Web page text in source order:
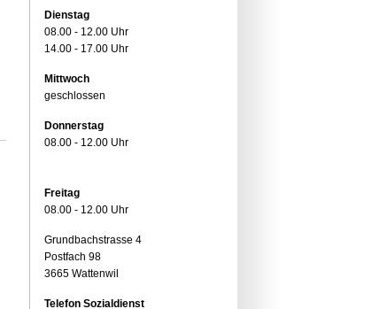
Dienstag
08.00 - 12.00 Uhr
14.00 - 17.00 Uhr
Mittwoch
geschlossen
Donnerstag
08.00 - 12.00 Uhr
Freitag
08.00 - 12.00 Uhr
Grundbachstrasse 4
Postfach 98
3665 Wattenwil
Telefon Sozialdienst